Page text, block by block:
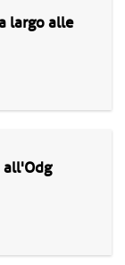
largo alle
all'Odg